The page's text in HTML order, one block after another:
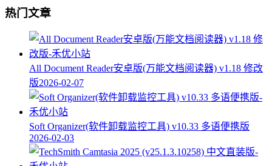
热门文章
All Document Reader安卓版(万能文档阅读器) v1.18 修改
版2026-02-07
Soft Organizer(软件卸载监控工具) v10.33 多语便携版
2026-02-03